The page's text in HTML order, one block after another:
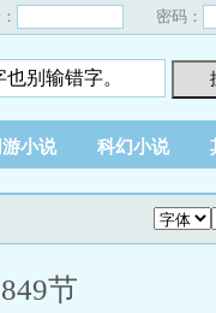
密码：
游小说 科幻小说
节